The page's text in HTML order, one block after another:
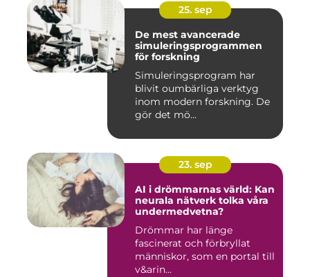
25. sep
De mest avancerade
simuleringsprogrammen
för forskning
Simuleringsprogram har
blivit oumbärliga verktyg
inom modern forskning. De
gör det mö...
23. sep
AI i drömmarnas värld: Kan
neurala nätverk tolka våra
undermedvetna?
Drömmar har länge
fascinerat och förbryllat
människor, som en portal till
v&arin...